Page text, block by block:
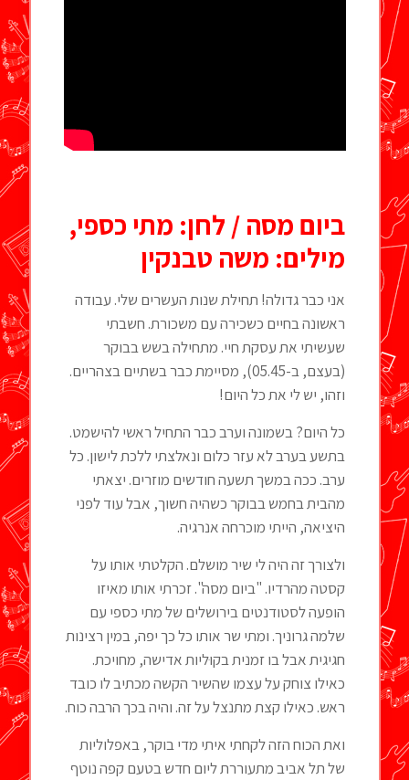
ביום מסה / לחן: מתי כספי,
מילים: משה טבנקין
אני כבר גדולה! תחילת שנות העשרים שלי. עבודה
ראשונה בחיים כשכירה עם משכורת. חשבתי
שעשיתי את עסקת חיי. מתחילה בשש בבוקר
(בעצם, ב-05.45), מסיימת כבר בשתיים בצהריים.
וזהו, יש לי את כל היום!
כל היום? בשמונה וערב כבר התחיל ראשי להישמט.
בתשע בערב לא עזר כלום ונאלצתי ללכת לישון. כל
ערב. ככה במשך תשעה חודשים מוזרים. יצאתי
מהבית בחמש בבוקר כשהיה חשוך, אבל עוד לפני
היציאה, הייתי מוכרחה אנרגיה.
ולצורך זה היה לי שיר מושלם. הקלטתי אותו על
קסטה מהרדיו. "ביום מסה". זכרתי אותו מאיזו
הופעה לסטודנטים בירושלים של מתי כספי עם
שלמה גרוניך. ומתי שר אותו כל כך יפה, במין רצינות
חגיגית אבל בו זמנית בקוּליות אדישה, מחויכת.
כאילו צוחק על עצמו שהשיר הקשה מכתיב לו כובד
ראש. כאילו קצת מתנצל על זה. והיה בכך הרבה כוח.
ואת הכוח הזה לקחתי איתי מדי בוקר, באפלוליות
של תל אביב מתעוררת ליום חדש בטעם קפה נוטף